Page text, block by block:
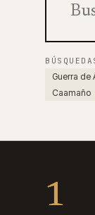
Guerra de
Caamaño
1